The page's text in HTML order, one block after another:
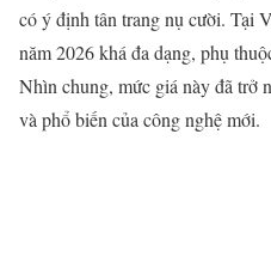
có ý định tân trang nụ cười. Tại
năm 2026 khá đa dạng, phụ
Nhìn chung, mức giá này đã trở
và phổ biến của công nghệ mới.